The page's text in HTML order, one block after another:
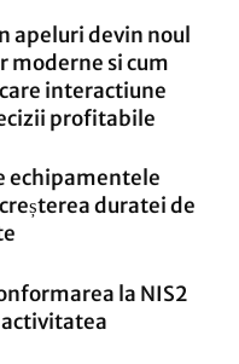
apeluri devin noul
moderne si cum
interactiune
profitabile
echipamentele
duratei de
la NIS2
activitatea